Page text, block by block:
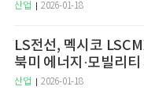
산업 2026-01-18
LS전선, 멕시코
북미 에너지·모빌리
산업 2026-01-18